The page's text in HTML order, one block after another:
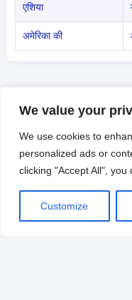
We value your
We use cookies to
personalized ads or
clicking "Accept All", you
Customize
एशिया
अमेरिका की